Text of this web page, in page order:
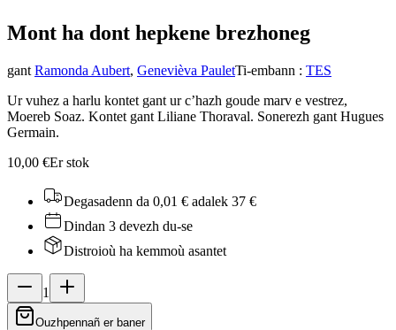
Mont ha dont hepkene brezhoneg
gant Ramonda Aubert, Genevièva PauletTi-embann : TES
Ur vuhez a harlu kontet gant ur c’hazh goude marv e vestrez,
Moereb Soaz. Kontet gant Liliane Thoraval. Sonerezh gant Hugues
Germain.
10,00 €Er stok
Degasadenn da 0,01 € adalek 37 €
Dindan 3 devezh du-se
Distroioù ha kemmoù asantet
1
Ouzhpennañ er baner